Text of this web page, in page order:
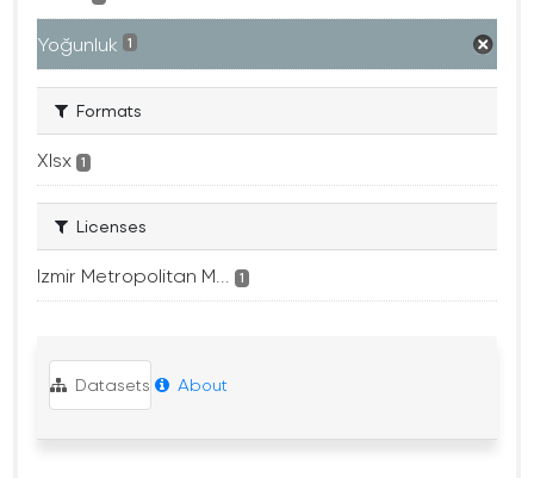
Yoğunluk 1
Formats
Xlsx 1
Licenses
Izmir Metropolitan M... 1
Datasets About